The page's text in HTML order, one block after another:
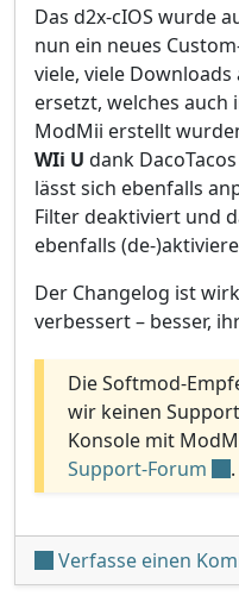
Das d2x-cIOS wurde
nun ein neues
viele, viele
ersetzt, welches auch
ModMii erstellt
WIi U dank
lässt sich ebenfalls
Filter deaktiviert und
ebenfalls (de-
Der Changelog ist
verbessert – besser,
Die Softmod-
wir keinen
Konsole mit
Support-Forum
.
Verfasse einen